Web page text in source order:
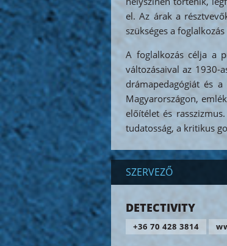
el. Az árak a
szükséges a
A foglalkozás célja a
változásaival az 1930-
drámapedagógiát és
Magyarországon,
előítélet és
tudatosság, a kritikus
SZERVEZŐ
DETECTIVITY
+36 70 428 3814